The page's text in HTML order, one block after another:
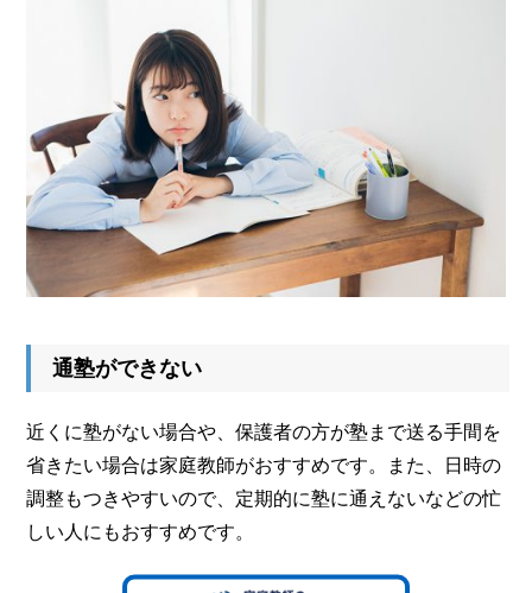
通塾ができない
近くに塾がない場合や、保護者の方が塾まで送る手間を
省きたい場合は家庭教師がおすすめです。また、日時の
調整もつきやすいので、定期的に塾に通えないなどの忙
しい人にもおすすめです。